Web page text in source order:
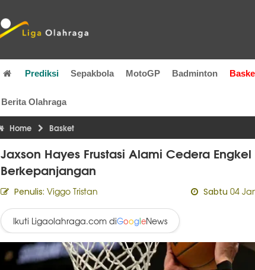
Prediksi Sepakbola MotoGP Badminton
Berita Olahraga
Home Basket
Jaxson Hayes Frustasi Alami Cedera Engkel
Berkepanjangan
Penulis: Viggo Tristan Sabtu 04
Ikuti Ligaolahraga.com diGoogleNews